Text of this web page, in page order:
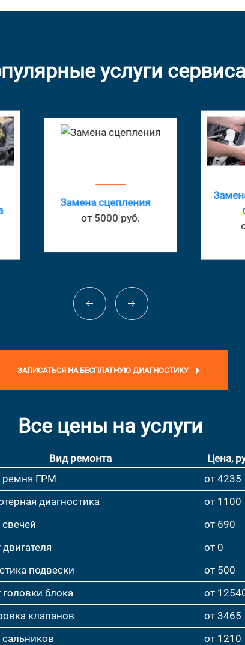
услуги
Замена сцепления
от 5000 руб.
ЗАПИСАТЬСЯ НА БЕСПЛАТНУЮ ДИАГНОСТИКУ
Все цены на услуги
Вид ремонта
Цена,
ремня ГРМ
от 4235
диагностика
от 1100
от 690
от 0
подвески
от 500
блока
от
клапанов
от 3465
от 1210